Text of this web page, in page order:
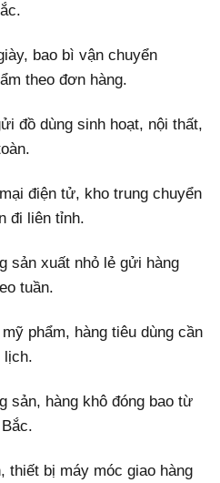
bao bì vận chuyển
theo đơn hàng.
đồ dùng sinh hoạt, nội thất,
điện tử, kho trung chuyển
đi liên tỉnh.
sản xuất nhỏ lẻ gửi hàng
tuần.
phẩm, hàng tiêu dùng cần
lịch.
sản, hàng khô đóng bao từ
thiết bị máy móc giao hàng